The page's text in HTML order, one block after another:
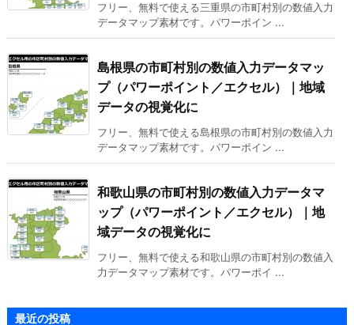
フリー、無料で使える三重県の市町村別の数値入力
データマップ素材です。パワーポイン ...
島根県の市町村別の数値入力データマッ
プ（パワーポイント／エクセル）｜地域
データの視覚化に
フリー、無料で使える島根県の市町村別の数値入力
データマップ素材です。パワーポイン ...
和歌山県の市町村別の数値入力データマ
ップ（パワーポイント／エクセル）｜地
域データの視覚化に
フリー、無料で使える和歌山県の市町村別の数値入
力データマップ素材です。パワーポイ ...
最近の投稿